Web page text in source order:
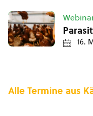
16.
Alle Termine aus